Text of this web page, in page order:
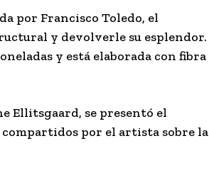
por Francisco Toledo, el
y devolverle su esplendor.
y está elaborada con fibra
Ellitsgaard, se presentó el
compartidos por el artista sobre la